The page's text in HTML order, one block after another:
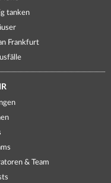
tanken
Frankfurt
& Team